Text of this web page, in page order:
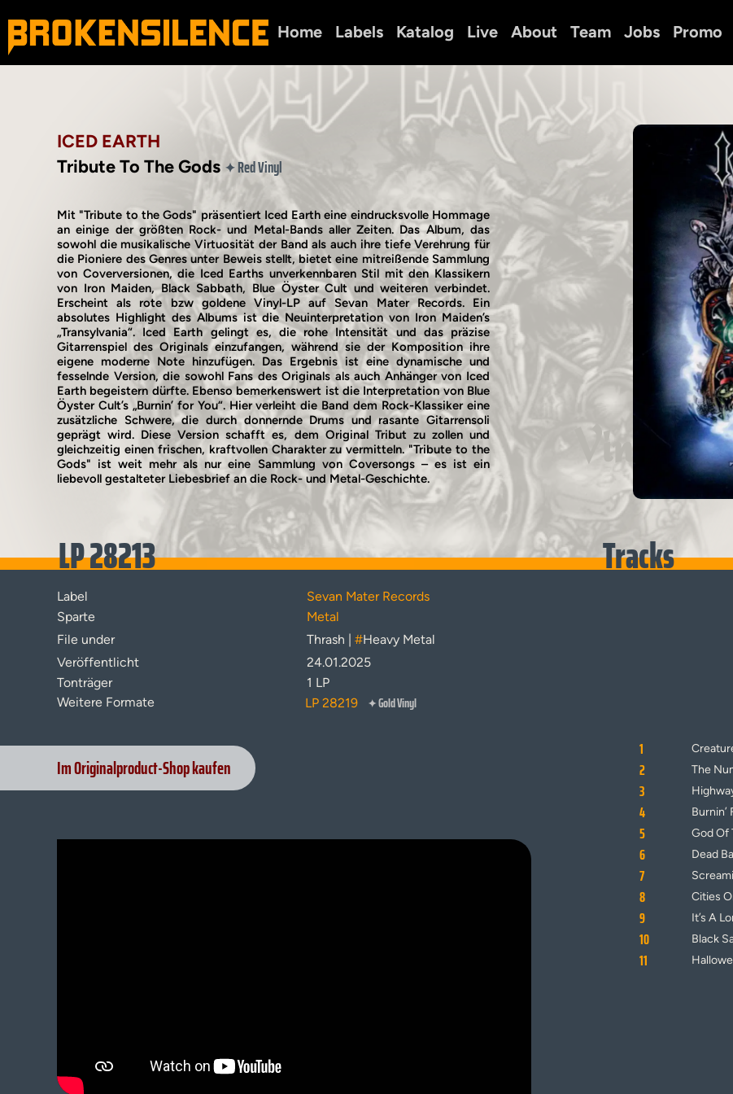
Vinyl
Home Labels Katalog Live About Team Jobs Promo
ICED EARTH
Tribute To The Gods ✦Red Vinyl
Mit "Tribute to the Gods" präsentiert Iced Earth eine eindrucksvolle Hommage
an einige der größten Rock- und Metal-Bands aller Zeiten. Das Album, das
sowohl die musikalische Virtuosität der Band als auch ihre tiefe Verehrung für
die Pioniere des Genres unter Beweis stellt, bietet eine mitreißende Sammlung
von Coverversionen, die Iced Earths unverkennbaren Stil mit den Klassikern
von Iron Maiden, Black Sabbath, Blue Öyster Cult und weiteren verbindet.
Erscheint als rote bzw goldene Vinyl-LP auf Sevan Mater Records. Ein
absolutes Highlight des Albums ist die Neuinterpretation von Iron Maiden’s
„Transylvania“. Iced Earth gelingt es, die rohe Intensität und das präzise
Gitarrenspiel des Originals einzufangen, während sie der Komposition ihre
eigene moderne Note hinzufügen. Das Ergebnis ist eine dynamische und
fesselnde Version, die sowohl Fans des Originals als auch Anhänger von Iced
Earth begeistern dürfte. Ebenso bemerkenswert ist die Interpretation von Blue
Öyster Cult’s „Burnin’ for You“. Hier verleiht die Band dem Rock-Klassiker eine
zusätzliche Schwere, die durch donnernde Drums und rasante Gitarrensoli
geprägt wird. Diese Version schafft es, dem Original Tribut zu zollen und
gleichzeitig einen frischen, kraftvollen Charakter zu vermitteln. "Tribute to the
Gods" ist weit mehr als nur eine Sammlung von Coversongs – es ist ein
liebevoll gestalteter Liebesbrief an die Rock- und Metal-Geschichte.
LP 28213 Tracks
Label
Sevan Mater Records
Sparte
Metal
File under
Thrash | #Heavy Metal
Veröffentlicht
24.01.2025
Tonträger
1 LP
Weitere Formate
LP 28219 ✦Gold Vinyl
Im Originalproduct-Shop kaufen
1
2 The
3
4 Burnin’
5 God Of
6 Dead
7
8 Cities
9 It’s A
10 Black
11